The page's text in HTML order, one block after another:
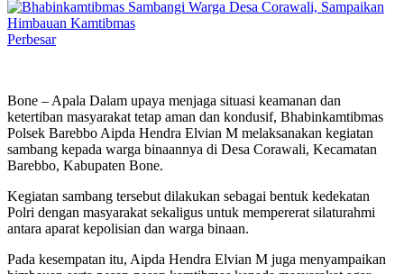
Perbesar
Bone – Apala Dalam upaya menjaga situasi keamanan dan
ketertiban masyarakat tetap aman dan kondusif, Bhabinkamtibmas
Polsek Barebbo Aipda Hendra Elvian M melaksanakan kegiatan
sambang kepada warga binaannya di Desa Corawali, Kecamatan
Barebbo, Kabupaten Bone.
Kegiatan sambang tersebut dilakukan sebagai bentuk kedekatan
Polri dengan masyarakat sekaligus untuk mempererat silaturahmi
antara aparat kepolisian dan warga binaan.
Pada kesempatan itu, Aipda Hendra Elvian M juga menyampaikan